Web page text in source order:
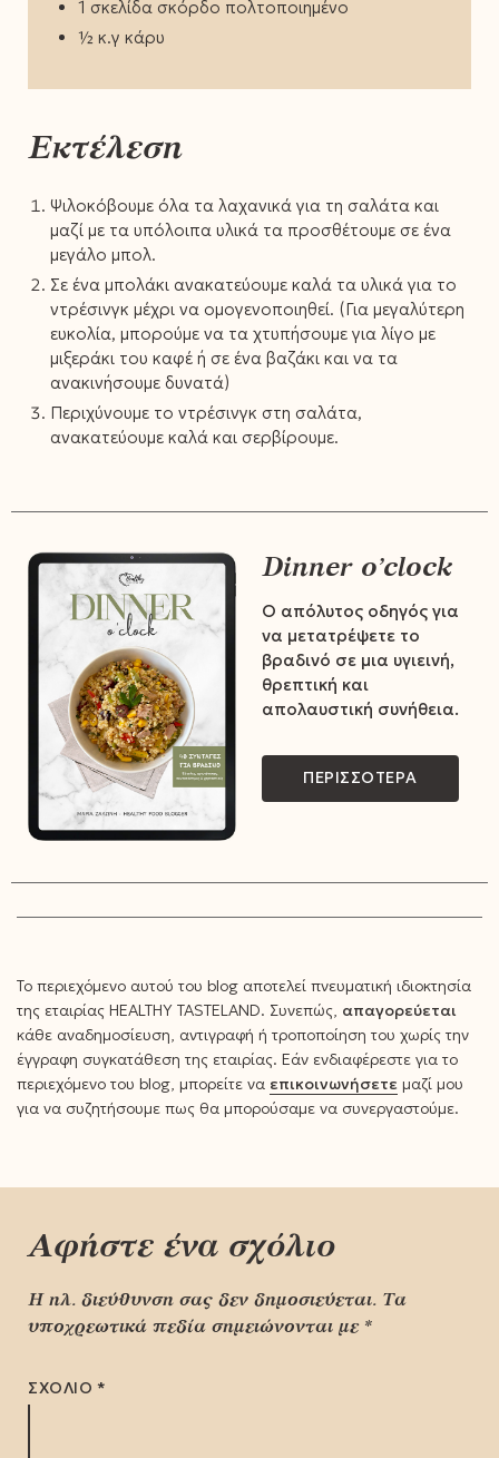
1 σκελίδα σκόρδο πολτοποιημένο
½ κ.γ κάρυ
Εκτέλεση
Ψιλοκόβουμε όλα τα λαχανικά για τη σαλάτα και
μαζί με τα υπόλοιπα υλικά τα προσθέτουμε σε ένα
μεγάλο μπολ.
Σε ένα μπολάκι ανακατεύουμε καλά τα υλικά για το
ντρέσινγκ μέχρι να ομογενοποιηθεί. (Για μεγαλύτερη
ευκολία, μπορούμε να τα χτυπήσουμε για λίγο με
μιξεράκι του καφέ ή σε ένα βαζάκι και να τα
ανακινήσουμε δυνατά)⁣⁣
Περιχύνουμε το ντρέσινγκ στη σαλάτα,
ανακατεύουμε καλά και σερβίρουμε.
Dinner o’clock
Ο απόλυτος οδηγός για
να μετατρέψετε το
βραδινό σε μια υγιεινή,
θρεπτική και
απολαυστική συνήθεια.
ΠΕΡΙΣΣΟΤΕΡΑ
Το περιεχόμενο αυτού του blog αποτελεί πνευματική ιδιοκτησία
της εταιρίας HEALTHY TASTELAND. Συνεπώς, απαγορεύεται
κάθε αναδημοσίευση, αντιγραφή ή τροποποίηση του χωρίς την
έγγραφη συγκατάθεση της εταιρίας. Εάν ενδιαφέρεστε για το
περιεχόμενο του blog, μπορείτε να επικοινωνήσετε μαζί μου
για να συζητήσουμε πως θα μπορούσαμε να συνεργαστούμε.
Αφήστε ένα σχόλιο
Η ηλ. διεύθυνση σας δεν δημοσιεύεται. Τα
υποχρεωτικά πεδία σημειώνονται με *
ΣΧΌΛΙΟ *